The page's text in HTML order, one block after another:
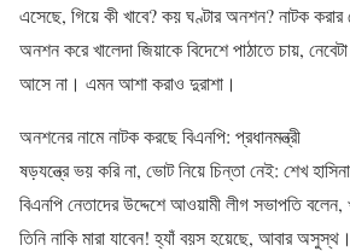
এসেছে, গিয়ে কী খাবে? কয় ঘণ্টার অনশন? নাটক
অনশন করে খালেদা জিয়াকে বিদেশে পাঠাতে চায়,
আসে না। এমন আশা করাও দুরাশা।
অনশনের নামে নাটক করছে বিএনপি: প্রধানমন্ত্রী
ষড়যন্ত্রে ভয় করি না, ভোট নিয়ে চিন্তা নেই: শেখ হাসিনা
বিএনপি নেতাদের উদ্দেশে আওয়ামী লীগ সভাপতি
তিনি নাকি মারা যাবেন! হ্যাঁ বয়স হয়েছে, আবার